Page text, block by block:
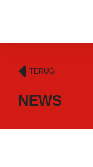
TERUG
NEWS